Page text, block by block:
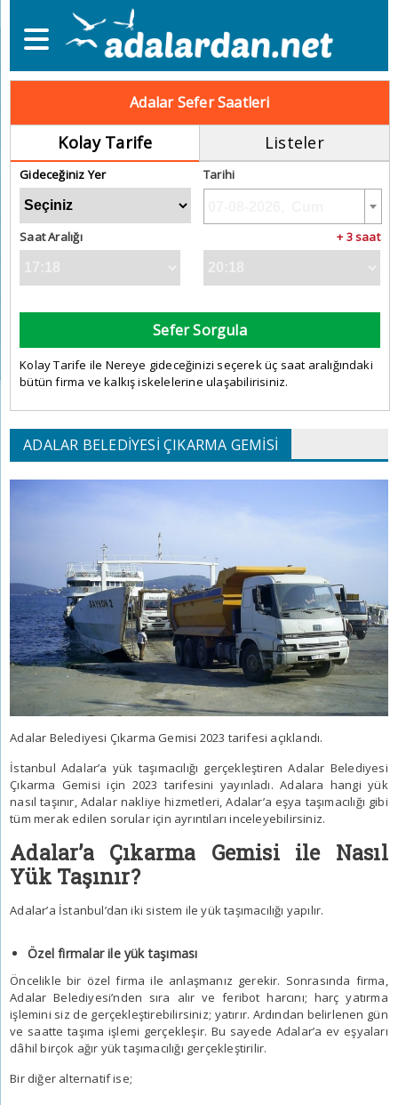
Adalar Sefer Saatleri
Kolay Tarife Listeler
Gideceğiniz Yer Tarihi
Saat Aralığı + 3 saat
Sefer Sorgula
Kolay Tarife ile Nereye gideceğinizi seçerek üç saat aralığındaki
bütün firma ve kalkış iskelelerine ulaşabilirisiniz.
ADALAR BELEDIYESI ÇIKARMA GEMISI
Adalar Belediyesi Çıkarma Gemisi 2023 tarifesi açıklandı.
İstanbul Adalar’a yük taşımacılığı gerçekleştiren Adalar Belediyesi
Çıkarma Gemisi için 2023 tarifesini yayınladı. Adalara hangi yük
nasıl taşınır, Adalar nakliye hizmetleri, Adalar’a eşya taşımacılığı gibi
tüm merak edilen sorular için ayrıntıları inceleyebilirsiniz.
Adalar’a Çıkarma Gemisi ile Nasıl
Yük Taşınır?
Adalar’a İstanbul’dan iki sistem ile yük taşımacılığı yapılır.
Özel firmalar ile yük taşıması
Öncelikle bir özel firma ile anlaşmanız gerekir. Sonrasında firma,
Adalar Belediyesi’nden sıra alır ve feribot harcını; harç yatırma
işlemini siz de gerçekleştirebilirsiniz; yatırır. Ardından belirlenen gün
ve saatte taşıma işlemi gerçekleşir. Bu sayede Adalar’a ev eşyaları
dâhil birçok ağır yük taşımacılığı gerçekleştirilir.
Bir diğer alternatif ise;